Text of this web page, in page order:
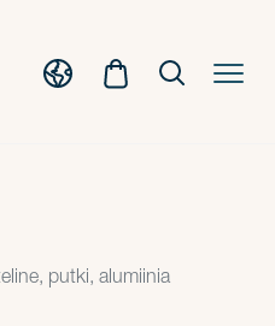
putki, alumiinia